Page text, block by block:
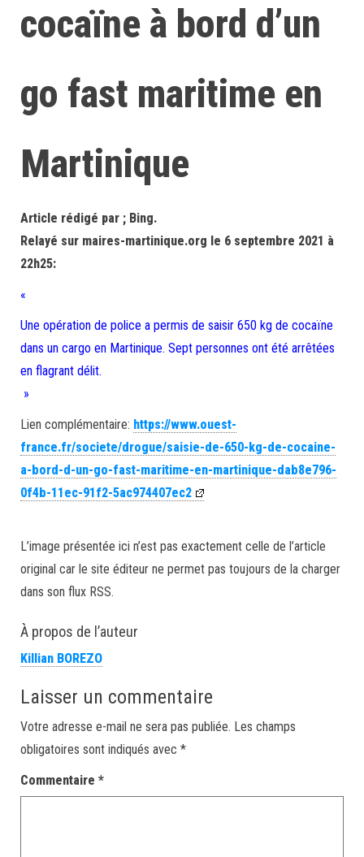
cocaïne à bord d’un
go fast maritime en
Martinique
Article rédigé par ; Bing.
Relayé sur maires-martinique.org le 6 septembre 2021 à
22h25:
«
Une opération de police a permis de saisir 650 kg de cocaïne
dans un cargo en Martinique. Sept personnes ont été arrêtées
en flagrant délit.
»
Lien complémentaire: https://www.ouest-
france.fr/societe/drogue/saisie-de-650-kg-de-cocaine-
a-bord-d-un-go-fast-maritime-en-martinique-dab8e796-
0f4b-11ec-91f2-5ac974407ec2
L’image présentée ici n’est pas exactement celle de l’article
original car le site éditeur ne permet pas toujours de la charger
dans son flux RSS.
À propos de l’auteur
Killian BOREZO
Laisser un commentaire
Votre adresse e-mail ne sera pas publiée. Les champs
obligatoires sont indiqués avec *
Commentaire *